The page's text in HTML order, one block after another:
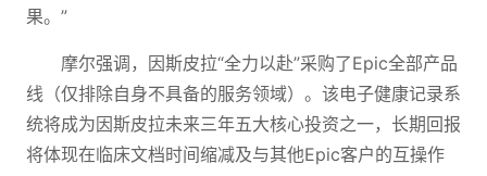
果。”
摩尔强调，因斯皮拉“全力以赴”采购了Epic全部产品
线（仅排除自身不具备的服务领域）。该电子健康记录系
统将成为因斯皮拉未来三年五大核心投资之一，长期回报
将体现在临床文档时间缩减及与其他Epic客户的互操作